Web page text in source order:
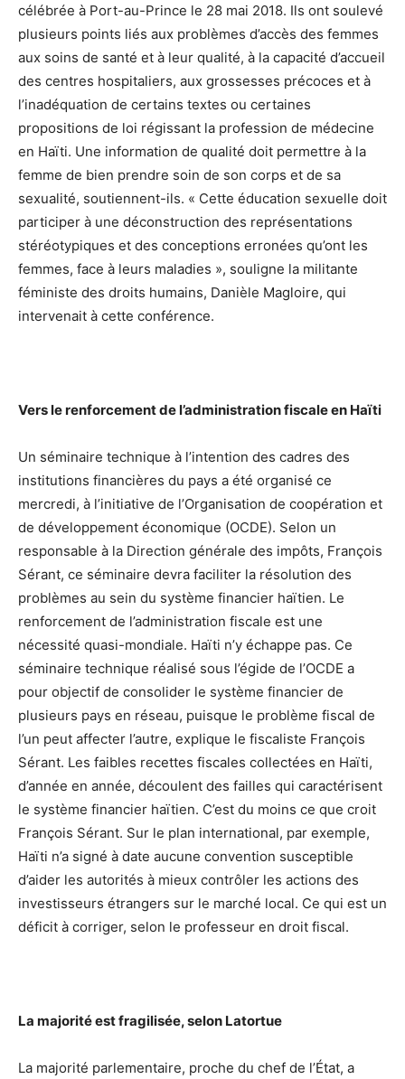
célébrée à Port-au-Prince le 28 mai 2018. Ils ont soulevé
plusieurs points liés aux problèmes d’accès des femmes
aux soins de santé et à leur qualité, à la capacité d’accueil
des centres hospitaliers, aux grossesses précoces et à
l’inadéquation de certains textes ou certaines
propositions de loi régissant la profession de médecine
en Haïti. Une information de qualité doit permettre à la
femme de bien prendre soin de son corps et de sa
sexualité, soutiennent-ils. « Cette éducation sexuelle doit
participer à une déconstruction des représentations
stéréotypiques et des conceptions erronées qu’ont les
femmes, face à leurs maladies », souligne la militante
féministe des droits humains, Danièle Magloire, qui
intervenait à cette conférence.
Vers le renforcement de l’administration fiscale en Haïti
Un séminaire technique à l’intention des cadres des
institutions financières du pays a été organisé ce
mercredi, à l’initiative de l’Organisation de coopération et
de développement économique (OCDE). Selon un
responsable à la Direction générale des impôts, François
Sérant, ce séminaire devra faciliter la résolution des
problèmes au sein du système financier haïtien. Le
renforcement de l’administration fiscale est une
nécessité quasi-mondiale. Haïti n’y échappe pas. Ce
séminaire technique réalisé sous l’égide de l’OCDE a
pour objectif de consolider le système financier de
plusieurs pays en réseau, puisque le problème fiscal de
l’un peut affecter l’autre, explique le fiscaliste François
Sérant. Les faibles recettes fiscales collectées en Haïti,
d’année en année, découlent des failles qui caractérisent
le système financier haïtien. C’est du moins ce que croit
François Sérant. Sur le plan international, par exemple,
Haïti n’a signé à date aucune convention susceptible
d’aider les autorités à mieux contrôler les actions des
investisseurs étrangers sur le marché local. Ce qui est un
déficit à corriger, selon le professeur en droit fiscal.
La majorité est fragilisée, selon Latortue
La majorité parlementaire, proche du chef de l’État, a